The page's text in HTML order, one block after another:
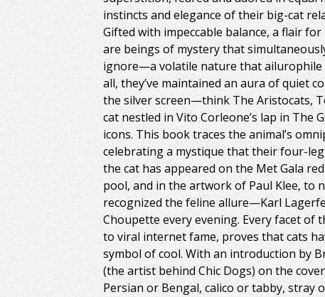
instincts and elegance of their big-cat
Gifted with impeccable balance, a flair
are beings of mystery that
ignore—a volatile nature that ailurophile
all, they’ve maintained an aura of quiet
the silver screen—think The Aristocats,
cat nestled in Vito Corleone’s lap in
icons. This book traces the animal’s
celebrating a mystique that their four-
the cat has appeared on the Met Gala
pool, and in the artwork of Paul Klee, to
recognized the feline allure—Karl
Choupette every evening. Every facet
to viral internet fame, proves that cats
symbol of cool. With an introduction by
(the artist behind Chic Dogs) on the
Persian or Bengal, calico or tabby,